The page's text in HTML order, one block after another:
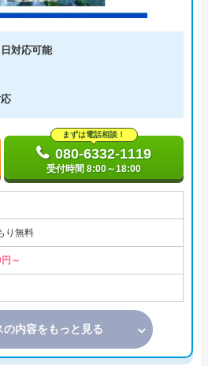
対応可能
まずは電話相談！
080-6332-1119
受付時間 8:00～18:00
り無料
～
の内容をもっと見る